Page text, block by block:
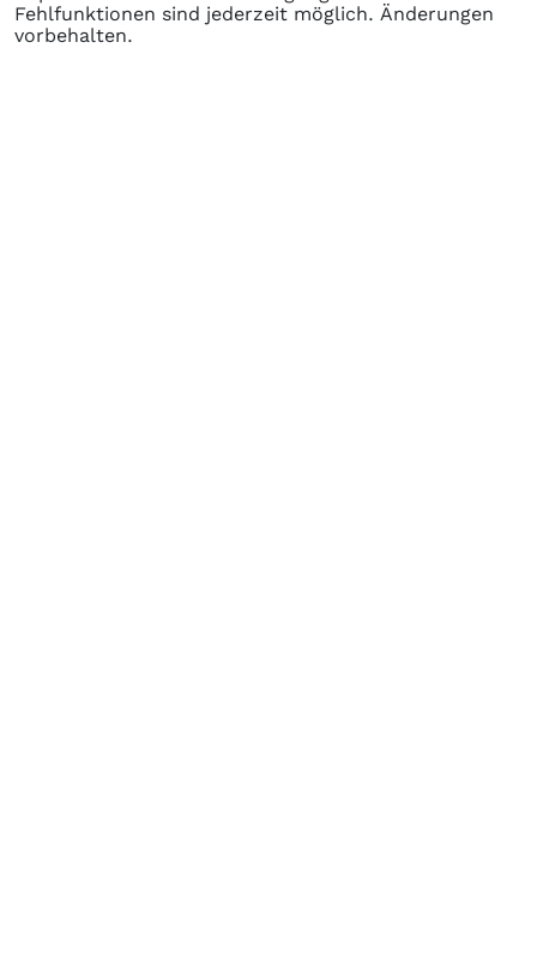
Fehlfunktionen sind jederzeit möglich. Änderungen
vorbehalten.